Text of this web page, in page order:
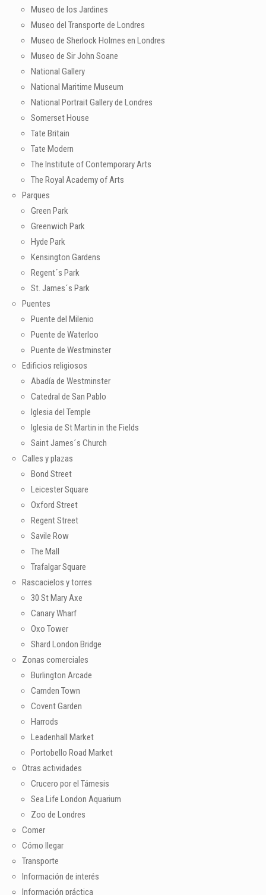
Museo de los Jardines
Museo del Transporte de Londres
Museo de Sherlock Holmes en Londres
Museo de Sir John Soane
National Gallery
National Maritime Museum
National Portrait Gallery de Londres
Somerset House
Tate Britain
Tate Modern
The Institute of Contemporary Arts
The Royal Academy of Arts
Parques
Green Park
Greenwich Park
Hyde Park
Kensington Gardens
Regent´s Park
St. James´s Park
Puentes
Puente del Milenio
Puente de Waterloo
Puente de Westminster
Edificios religiosos
Abadía de Westminster
Catedral de San Pablo
Iglesia del Temple
Iglesia de St Martin in the Fields
Saint James´s Church
Calles y plazas
Bond Street
Leicester Square
Oxford Street
Regent Street
Savile Row
The Mall
Trafalgar Square
Rascacielos y torres
30 St Mary Axe
Canary Wharf
Oxo Tower
Shard London Bridge
Zonas comerciales
Burlington Arcade
Camden Town
Covent Garden
Harrods
Leadenhall Market
Portobello Road Market
Otras actividades
Crucero por el Támesis
Sea Life London Aquarium
Zoo de Londres
Comer
Cómo llegar
Transporte
Información de interés
Información práctica